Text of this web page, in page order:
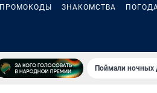
ПРОМОКОДЫ ЗНАКОМСТВА
Поймали ночных